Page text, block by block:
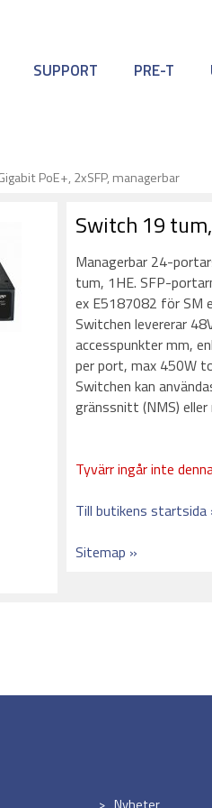
SUPPORT PRE-T
PoE+, 2xSFP, managerbar
Switch 19
Managerbar 24-
tum, 1HE. SFP-
ex E5187082 för SM
Switchen levererar
accesspunkter mm,
per port, max 450W
Switchen kan
gränssnitt (NMS)
Tyvärr ingår inte
Till butikens startsida
Sitemap »